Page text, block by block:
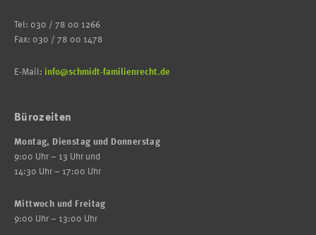
Tel: 030 / 78 00 1266
Fax: 030 / 78 00 1478
E-Mail: info@schmidt-familienrecht.de
Bürozeiten
Montag, Dienstag und Donnerstag
9:00 Uhr – 13 Uhr und
14:30 Uhr – 17:00 Uhr
Mittwoch und Freitag
9:00 Uhr – 13:00 Uhr